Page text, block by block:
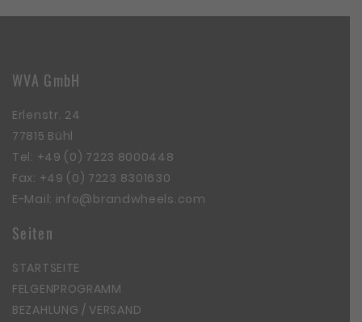
WVA GmbH
Erlenstr. 24
77815 Bühl
Tel: +49 (0) 7223 8000448
Fax: +49 (0) 7223 8301630
E-Mail: info@brandwheels.com
Seiten
STARTSEITE
FELGENPROGRAMM
BEZAHLUNG / VERSAND